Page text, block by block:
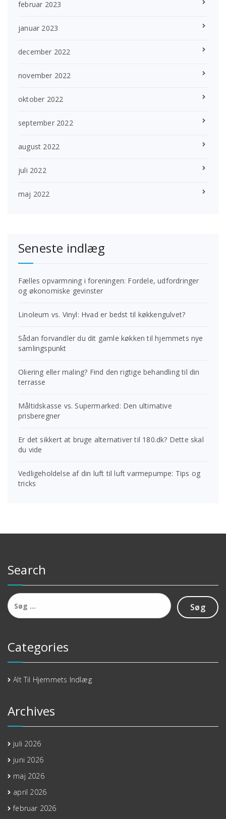
februar 2023
januar 2023
december 2022
november 2022
oktober 2022
september 2022
august 2022
juli 2022
maj 2022
Seneste indlæg
Fælles opvarmning i foreningen: Fordele, udfordringer
og økonomiske gevinster
Linoleum vs. Vinyl: Hvad er bedst til køkkengulvet?
Sådan forvandler du dit gamle køkken til hjemmets nye
samlingspunkt
Oliering eller maling? Find den rigtige behandling til din
terrasse
Måltidskasse vs. Supermarked: Den ultimative
prisberegner
Er det sikkert at bruge alternativer til 180.dk? Dette skal
du vide
Vedligeholdelse af din luft til luft varmepumpe: Tips og
tricks
Search
Søg
efter:
Categories
Alt Til Hjemmets Indlæg
Archives
juli 2026
juni 2026
maj 2026
april 2026
februar 2026